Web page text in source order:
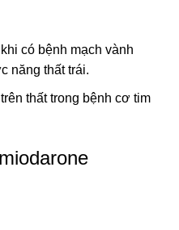
có bệnh mạch vành
năng thất trái.
thất trong bệnh cơ tim